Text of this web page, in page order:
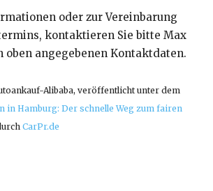
oder zur Vereinbarung
kontaktieren Sie bitte Max
oben angegebenen Kontaktdaten.
Alibaba, veröffentlicht unter dem
in Hamburg: Der schnelle Weg zum fairen
CarPr.de